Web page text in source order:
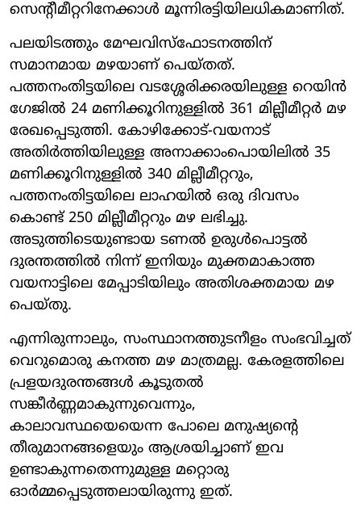
സെന്റീമീറ്ററിനേക്കാൾ മൂന്നിരട്ടിയിലധികമാണിത്.
പലയിടത്തും മേഘവിസ്ഫോടനത്തിന്
സമാനമായ മഴയാണ് പെയ്തത്.
പത്തനംതിട്ടയിലെ വടശ്ശേരിക്കരയിലുള്ള റെയിൻ
ഗേജിൽ 24 മണിക്കൂറിനുള്ളിൽ 361 മില്ലീമീറ്റർ മഴ
രേഖപ്പെടുത്തി. കോഴിക്കോട്-വയനാട്
അതിർത്തിയിലുള്ള അനാക്കാംപൊയിലിൽ 35
മണിക്കൂറിനുള്ളിൽ 340 മില്ലീമീറ്ററും,
പത്തനംതിട്ടയിലെ ലാഹയിൽ ഒരു ദിവസം
കൊണ്ട് 250 മില്ലീമീറ്ററും മഴ ലഭിച്ചു.
അടുത്തിടെയുണ്ടായ ടണൽ ഉരുൾപൊട്ടൽ
ദുരന്തത്തിൽ നിന്ന് ഇനിയും മുക്തമാകാത്ത
വയനാട്ടിലെ മേപ്പാടിയിലും അതിശക്തമായ മഴ
പെയ്തു.
എന്നിരുന്നാലും, സംസ്ഥാനത്തുടനീളം സംഭവിച്ചത്
വെറുമൊരു കനത്ത മഴ മാത്രമല്ല. കേരളത്തിലെ
പ്രളയദുരന്തങ്ങൾ കൂടുതൽ
സങ്കീർണ്ണമാകുന്നുവെന്നും,
കാലാവസ്ഥയെയെന്ന പോലെ മനുഷ്യന്റെ
തീരുമാനങ്ങളെയും ആശ്രയിച്ചാണ് ഇവ
ഉണ്ടാകുന്നതെന്നുമുള്ള മറ്റൊരു
ഓർമ്മപ്പെടുത്തലായിരുന്നു ഇത്.